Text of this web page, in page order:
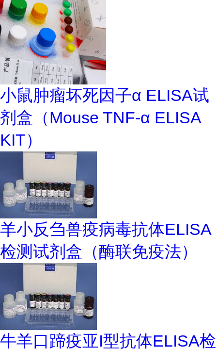
小鼠肿瘤坏死因子α ELISA试
剂盒（Mouse TNF-α ELISA
KIT）
羊小反刍兽疫病毒抗体ELISA
检测试剂盒（酶联免疫法）
牛羊口蹄疫亚I型抗体ELISA检